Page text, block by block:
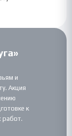
и
Акция
к
работ.